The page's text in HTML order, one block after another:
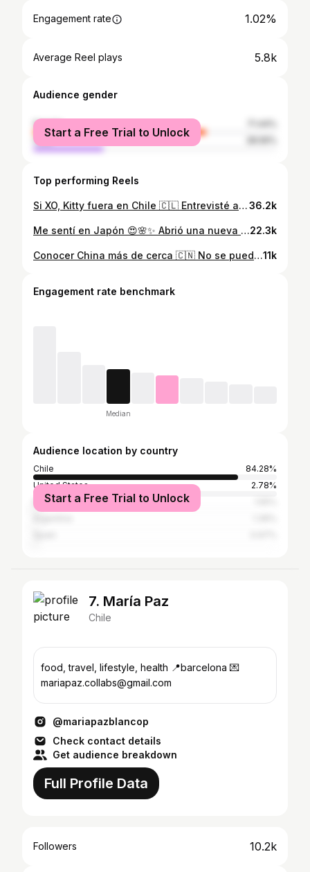
Engagement rate 1.02%
Average Reel plays 5.8k
Audience gender
female
male
Start a Free Trial to Unlock
Top performing Reels
Si XO, Kitty fuera en Chile 🇨🇱 Entrevisté a los protagonistas de la serie del momento @xokittynetflix para saber más detalles de la tercera temporada que se estrenó hoy en @netflixchile 😍 Me encantó haberlos conocido y saber un poco de ellos fuera de las pantallas 🩷 son un amor y fue un sueño cumplido para mí adolescente interna que ama con locura la historia de Kitty que decide embarcar una nueva etapa de su vida a Corea del sur 🇰🇷 el cual conoce amistades valiosas y también el amor 🥰 Ya vieron los capítulos? Era lo que esperaban? 👀 #xokittyseason3 #netflixchile #kittyminho #entrevistanetflix #lujling36.2k
Me sentí en Japón 😍🌸✨ Abrió una nueva cafetería súper kawaii en el callejón asiático del mall plaza los dominicos 🩷 @sakuracafe_cl Es demasiado precioso todo y como dice su nombre, está inspirado en las flores de sakura, hay postres japoneses y una carta variada de comida asiática deliciosa 🍡 Pero lo que más me gustó fue encontrar el pudín viral tosuni que hace tiempo quería probarlo 🥹 es super tierno, suave y se mueve al agitarlo 🫶🏻 Guarden este datito porque tienen que conocerlo! #tosunipudding #cafeteriaskawaiisantiago #hanamisakuracafe #callejonasiaticomallplaza #lujling22.3k
Conocer China más de cerca 🇨🇳 No se pueden perder esta exposición gratuita “Hecho en China” en el @centrogam piso -1 edificio B ✨ Estará hasta el 26 de marzo 2026 Ma a Vi — 10 a 20 hrs Sá y Do — 11 a 20 hrs Cerrada durante Febrero Ya la conocían? ❤️ #exposicionesgratuitas #gamcentrocultural #hechoenchina #panoramasantiago #chile #lujling11k
Engagement rate benchmark
Median
Audience location by country
Chile
84.28%
United States
2.78%
Mexico
Start a Free Trial to Unlock
7. María Paz
Chile
food, travel, lifestyle, health 📍barcelona 💌
mariapaz.collabs@gmail.com
@mariapazblancop
Check contact details
Get audience breakdown
Full Profile Data
Followers 10.2k